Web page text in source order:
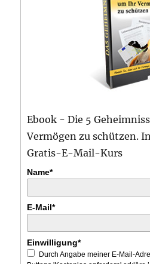
Ebook - Die 5
Vermögen zu schützen.
Gratis-E-Mail-Kurs
Name*
E-Mail*
Einwilligung*
Durch Angabe meiner E-Mail-